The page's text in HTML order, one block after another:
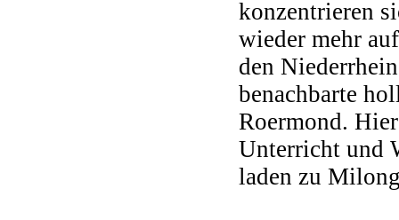
konzentrieren
wieder mehr
den
benachbarte
Roermond.
Unterricht und
laden zu